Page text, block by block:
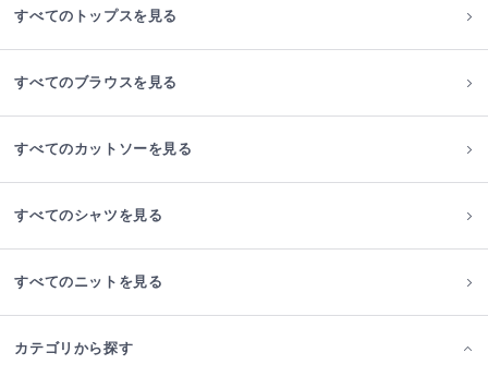
すべてのトップスを見る
すべてのブラウスを見る
すべてのカットソーを見る
すべてのシャツを見る
すべてのニットを見る
カテゴリから探す